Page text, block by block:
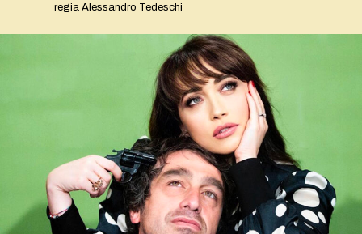
regia Alessandro Tedeschi